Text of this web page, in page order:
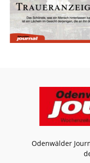
Odenwälder